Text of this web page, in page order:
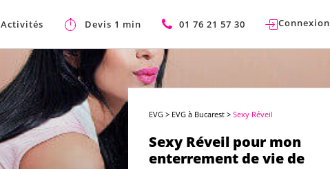
Activités Devis 1 min 01 76 21 57 30 Connexion
EVG > EVG à Bucarest >Sexy Réveil
Sexy Réveil pour mon
enterrement de vie de